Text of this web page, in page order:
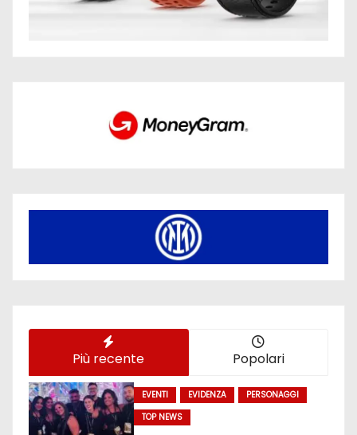
Più recente Popolari
EVENTI EVIDENZA
PERSONAGGI
TOP NEWS